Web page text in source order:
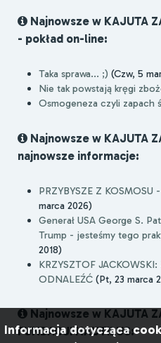
Najnowsze w KAJUTA
- pokład on-line:
Taka sprawa... ;) (Czw, 5
Nie tak powstają kręgi
Osmogeneza czyli zapach
Najnowsze w KAJUTA
najnowsze informacje:
PRZYBYSZE Z
marca 2026)
Generał USA George S.
Trump - jesteśmy tego
2018)
KRZYSZTOF
ODNALEŹĆ (Pt, 23 marca
Najnowsze w KAJUTA
FUNDACJI NAUTILUS:
Informacja dotycząca